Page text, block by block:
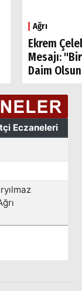
Ağrı
Ekrem
Mesajı:
Daim